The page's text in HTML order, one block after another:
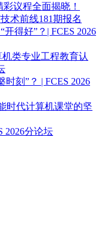
议程全面揭晓！
术前线181期报名
得好”？| FCES 2026
类专业工程教育认
刻”？ | FCES 2026
代计算机课堂的坚
2026分论坛